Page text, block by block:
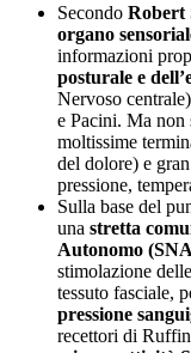
Secondo Robert
organo
informazioni
posturale e
Nervoso
e Pacini. Ma non
moltissime
del dolore) e
pressione,
Sulla base del
una stretta
Autonomo
stimolazione
tessuto fasciale,
pressione
recettori di